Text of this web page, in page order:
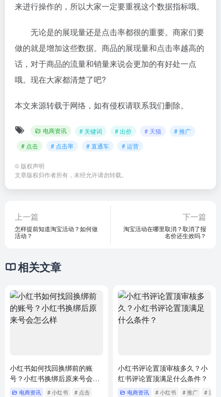
来进行操作的，所以大家一定要重视这个数据指标哦。
无论是的展现量还是点击率都很的重要。商家们要
做的就是增加这些数据。商品的展现量和点击率越高的
话，对于商品的流量和销量来说会更加的有好处一点
哦。现在大家都清楚了吧?
本文来源转载于网络，如有侵权请联系我们删除。
电商资讯 # 关键词 # 出价 # 天猫
# 推广
# 点击
# 点击率 # 直通车 # 运营
© 版权声明
文章版权归作者所有，未经允许请勿转载。
上一篇
怎样提前知道淘宝活动？如何做
活动？
下一篇
淘宝活动在哪里取消？取消了报
名价还生效吗？
相关文章
小红书如何找回换绑前的账
号？小红书换绑后原来号会怎
么样电商资讯 # 小红书 # 点击
小红书评论置顶审核多久？小
红书评论置顶满足什么条件？
电商资讯 # 小红书 # 推广 # 活动